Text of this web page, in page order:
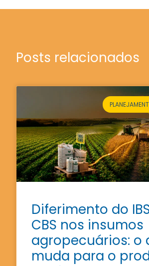
Posts relacionados
Diferimento do
CBS nos insumos
agropecuários: o
muda para o